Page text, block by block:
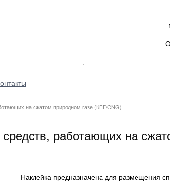
на сжатом природном газе (КПГ/CNG)
работающих на
Наклейка предназначена для размещения